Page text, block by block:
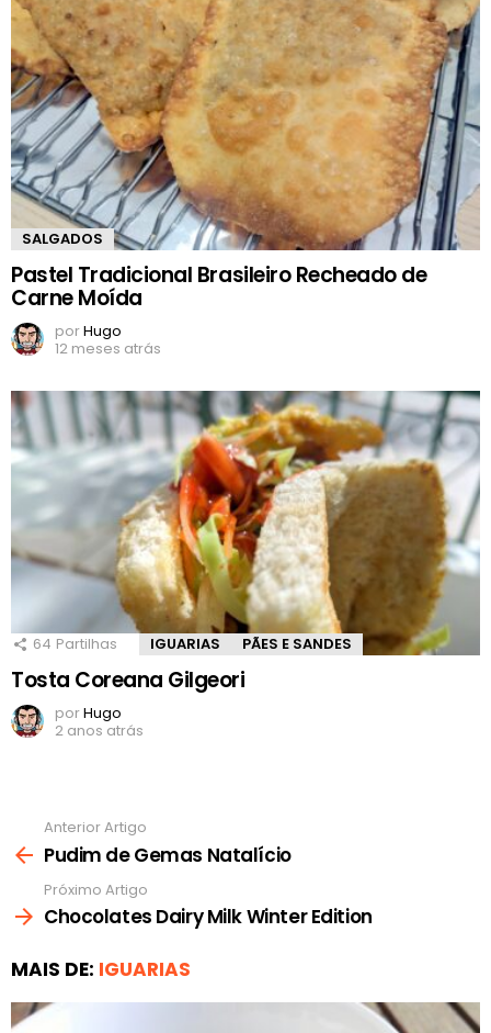
SALGADOS
Pastel Tradicional Brasileiro Recheado de
Carne Moída
porHugo
12 meses atrás
64 Partilhas IGUARIAS PÃES E SANDES
Tosta Coreana Gilgeori
porHugo
2 anos atrás
mais
Anterior Artigo
Pudim de Gemas Natalício
Próximo Artigo
Chocolates Dairy Milk Winter Edition
MAIS DE: IGUARIAS